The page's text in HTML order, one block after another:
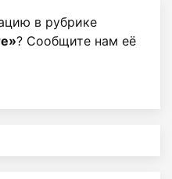
в рубрике
? Сообщите нам её